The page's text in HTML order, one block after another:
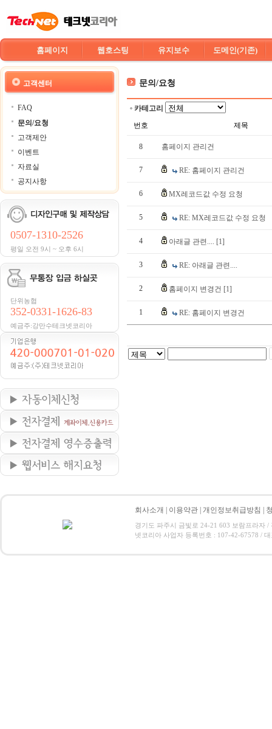
홈페이지 웹호스팅 유지보수 도메인(기존)
고객센터
FAQ
문의/요청
고객제안
이벤트
자료실
공지사항
0507-1310-2526
평일 오전 9시 ~ 오후 6시
단위농협
352-0331-1626-83
예금주:강만수테크넷코리아
문의/요청
카테고리
번호
제목
8 홈페이지 관리건
7 RE: 홈페이지 관리건
6 MX레코드값 수정 요청
5 RE: MX레코드값 수정 요청
4 아래글 관련.... [1]
3 RE: 아래글 관련....
2 홈페이지 변경건 [1]
1 RE: 홈페이지 변경건
회사소개 이용약관 개인정보취급방침
경기도 파주시 금빛로 24-21 603 보람프라자
넷코리아 사업자 등록번호 : 107-42-67578 /